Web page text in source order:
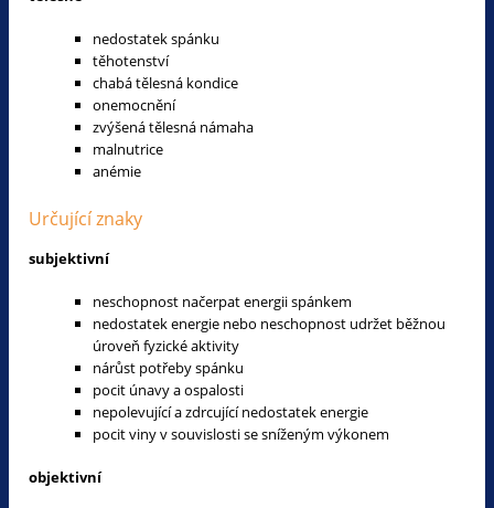
nedostatek spánku
těhotenství
chabá tělesná kondice
onemocnění
zvýšená tělesná námaha
malnutrice
anémie
Určující znaky
subjektivní
neschopnost načerpat energii spánkem
nedostatek energie nebo neschopnost udržet běžnou
úroveň fyzické aktivity
nárůst potřeby spánku
pocit únavy a ospalosti
nepolevující a zdrcující nedostatek energie
pocit viny v souvislosti se sníženým výkonem
objektivní